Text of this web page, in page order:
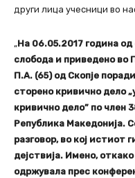
други лица учесници во
„На 06.05.2017 година
слобода и приведено во
П.А. (65) од Скопје
сторено кривично дело
кривично дело” по член
Република Македонија.
разговор, во кој истиот
дејствија. Имено,
одржувала прес